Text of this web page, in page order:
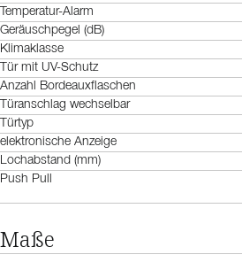
Temperatur-Alarm
Geräuschpegel (dB)
Klimaklasse
Tür mit UV-Schutz
Anzahl Bordeauxflaschen
Türanschlag wechselbar
Türtyp
elektronische Anzeige
Lochabstand (mm)
Push Pull
Maße